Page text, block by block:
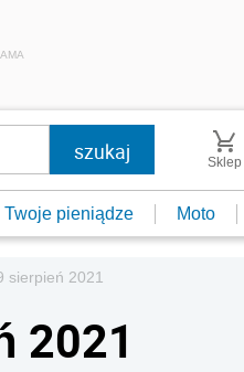
Sklep
Twoje pieniądze Moto
sierpień 2021
2021